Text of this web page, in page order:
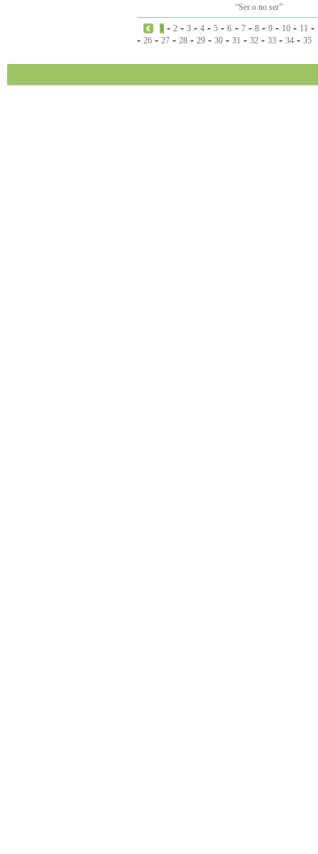
“Ser o no ser”
1 -2 -3 -4 -5 -6 - 7- 8- 9- 10- 11 -
- 26 - 27 - 28 - 29 - 30 - 31 - 32 - 33 - 34 - 35